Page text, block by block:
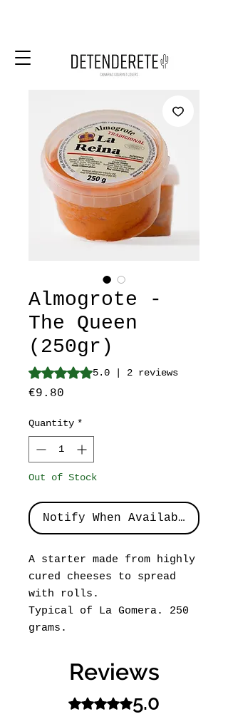
Almogrote -
The Queen
(250gr)
Rating is 5.0 out of five stars based on 2
5.0 | 2 reviews
€9.80
Quantity *
Out of Stock
Notify When Available
A starter made from highly
cured cheeses to spread
with rolls.
Typical of La Gomera. 250
grams.
Reviews
Rated 5 out of 5 stars.
5.0